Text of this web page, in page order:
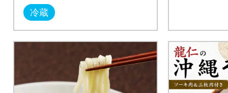
冷蔵